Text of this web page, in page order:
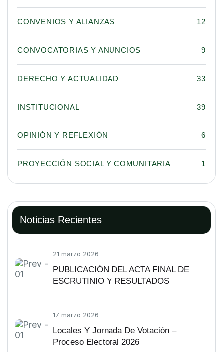
CONVENIOS Y ALIANZAS 12
CONVOCATORIAS Y ANUNCIOS 9
DERECHO Y ACTUALIDAD 33
INSTITUCIONAL 39
OPINIÓN Y REFLEXIÓN 6
PROYECCIÓN SOCIAL Y COMUNITARIA 1
Noticias Recientes
21 marzo 2026
PUBLICACIÓN DEL ACTA FINAL DE
ESCRUTINIO Y RESULTADOS
17 marzo 2026
Locales Y Jornada De Votación –
Proceso Electoral 2026